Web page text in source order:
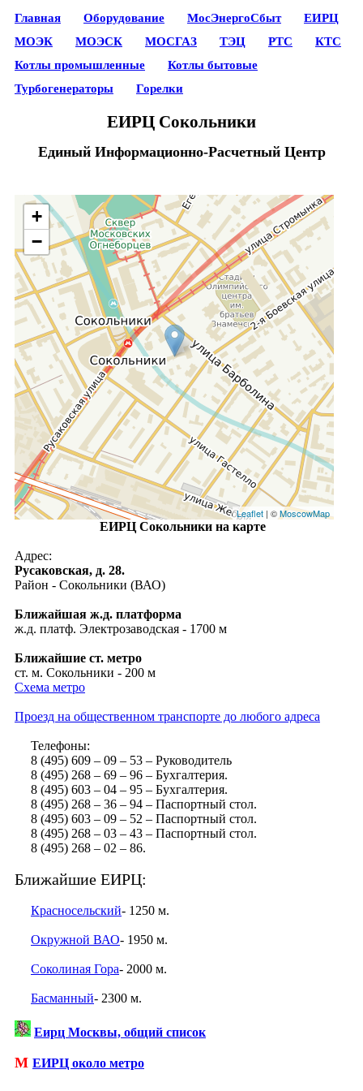
Главная Оборудование МосЭнергоСбыт
ЕИРЦ
МОЭК
МОЭСК МОСГАЗ ТЭЦ РТС
КТС
Котлы промышленные
Котлы бытовые
Турбогенераторы
Горелки
ЕИРЦ Сокольники
Единый Информационно-Расчетный Центр
+
−
Leaflet| ©MoscowMap
ЕИРЦ Сокольники на карте
Адрес:
Русаковская, д. 28.
Район - Сокольники (ВАО)
Ближайшая ж.д. платформа
ж.д. платф. Электрозаводская - 1700 м
Ближайшие ст. метро
ст. м. Сокольники - 200 м
Схема метро
Проезд на общественном транспорте до любого адреса
Телефоны:
8 (495) 609 – 09 – 53 – Руководитель
8 (495) 268 – 69 – 96 – Бухгалтерия.
8 (495) 603 – 04 – 95 – Бухгалтерия.
8 (495) 268 – 36 – 94 – Паспортный стол.
8 (495) 603 – 09 – 52 – Паспортный стол.
8 (495) 268 – 03 – 43 – Паспортный стол.
8 (495) 268 – 02 – 86.
Ближайшие ЕИРЦ:
Красносельский- 1250 м.
Окружной ВАО- 1950 м.
Соколиная Гора- 2000 м.
Басманный- 2300 м.
Еирц Москвы, общий список
М ЕИРЦ около метро